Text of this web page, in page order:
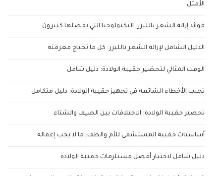
الأمثل
فوائد إزالة الشعر بالليزر: التكنولوجيا التي يفضلها كثيرون
الدليل الشامل لإزالة الشعر بالليزر: كل ما تحتاج معرفته
الوقت المثالي لتحضير حقيبة الولادة: دليل شامل
تجنب الأخطاء الشائعة في تجهيز حقيبة الولادة: دليل متكامل
تحضير حقيبة الولادة: الاختلافات بين الصيف والشتاء
أساسيات حقيبة المستشفى للأم والطف: ما لا يجب إغفاله
دليل شامل لاختيار أفضل مستلزمات حقيبة الولادة